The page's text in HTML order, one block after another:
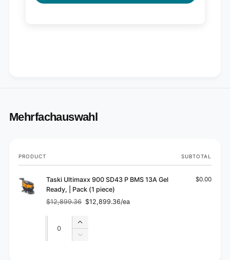
Mehrfachauswahl
Your
cart
PRODUCT SUBTOTAL
Taski Ultimaxx 900 SD43 P BMS 13A Gel
Ready, | Pack (1 piece)
Regular
price
$12,899.36
Sale
price
$12,899.36/ea
$0.00
Quantity
Increase
quantity
Decrease